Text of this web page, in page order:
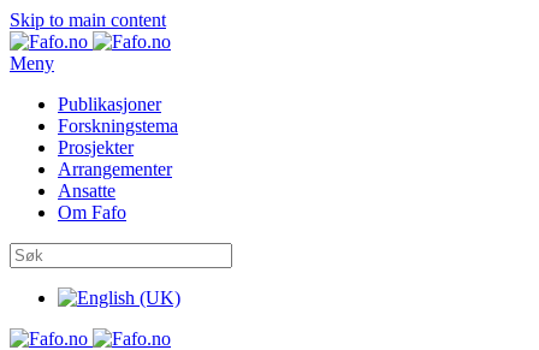
Skip to main content
Meny
Publikasjoner
Forskningstema
Prosjekter
Arrangementer
Ansatte
Om Fafo